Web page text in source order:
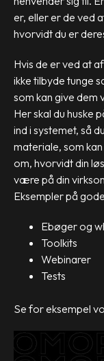
er, eller er de ved
hvorvidt du er
Hvis de er ved at
ikke tilbyde tunge
som kan give dem
Her skal du huske
ind i systemet, så
materiale, som
om, hvorvidt din
være på din
Eksempler på
Ebøger og
Toolkits
Webinarer
Tests
Se for eksempel